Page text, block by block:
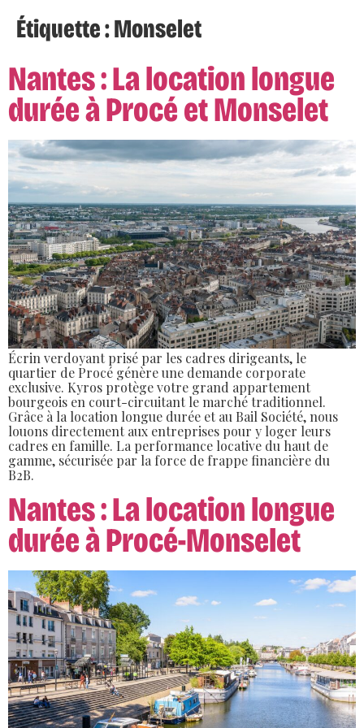
Étiquette :Monselet
Nantes : La location longue
durée à Procé et Monselet
Écrin verdoyant prisé par les cadres dirigeants, le
quartier de Procé génère une demande corporate
exclusive. Kyros protège votre grand appartement
bourgeois en court-circuitant le marché traditionnel.
Grâce à la location longue durée et au Bail Société, nous
louons directement aux entreprises pour y loger leurs
cadres en famille. La performance locative du haut de
gamme, sécurisée par la force de frappe financière du
B2B.
Nantes : La location longue
durée à Procé-Monselet